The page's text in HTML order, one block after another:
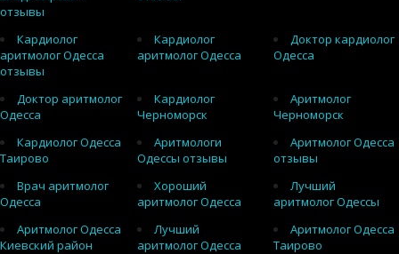
отзывы
Кардиолог
аритмолог Одесса
отзывы
Кардиолог
аритмолог Одесса
Доктор кардиолог
Одесса
Доктор аритмолог
Одесса
Кардиолог
Черноморск
Аритмолог
Черноморск
Кардиолог Одесса
Таирово
Аритмологи
Одессы отзывы
Аритмолог Одесса
отзывы
Врач аритмолог
Одесса
Хороший
аритмолог Одесса
Лучший
аритмолог Одессы
Аритмолог Одесса
Киевский район
Лучший
аритмолог Одесса
Аритмолог Одесса
Таирово